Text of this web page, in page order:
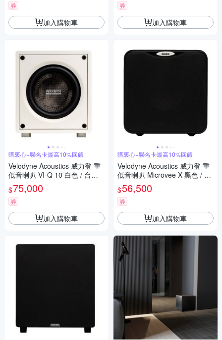
券
加入購物車
購衷心+聯名卡最高10%回饋
Velodyne Acoustics 威力登 重
低音喇叭 VI-Q 10 白色 / 台灣
公司貨
$75,000
券
加入購物車
券
加入購物車
購衷心+聯名卡最高10%回饋
Velodyne Acoustics 威力登 重
低音喇叭 Microvee X 黑色 / 台
灣公司貨
$56,500
券
加入購物車